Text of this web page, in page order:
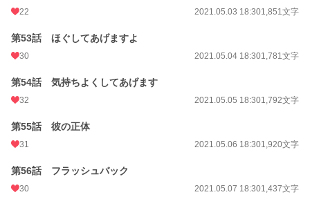
22 2021.05.03 18:301,851文字
第53話 ほぐしてあげますよ
30 2021.05.04 18:301,781文字
第54話 気持ちよくしてあげます
32 2021.05.05 18:301,792文字
第55話 彼の正体
31 2021.05.06 18:301,920文字
第56話 フラッシュバック
30 2021.05.07 18:301,437文字